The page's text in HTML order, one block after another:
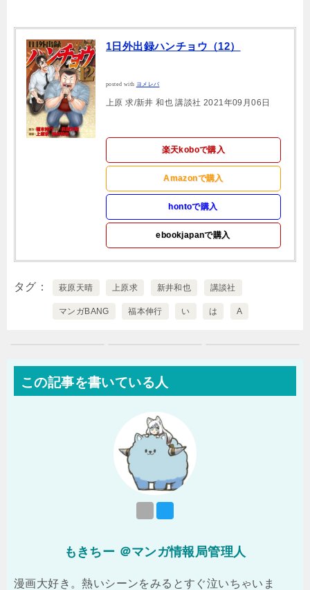
1日外出録ハンチョウ（12）
posted with ヨメレバ
上原 求/新井 和也 講談社 2021年09月06日
楽天koboで購入
Amazonで購入
hontoで購入
ebookjapanで購入
タグ 萩原天晴 上原求 新井和也 講談社
マンガBANG 福本伸行 い は A
この記事を書いている人
もきちー ＠マンガ情報局管理人
漫画大好き。熱いシーンをみるとすぐ泣いちゃいま